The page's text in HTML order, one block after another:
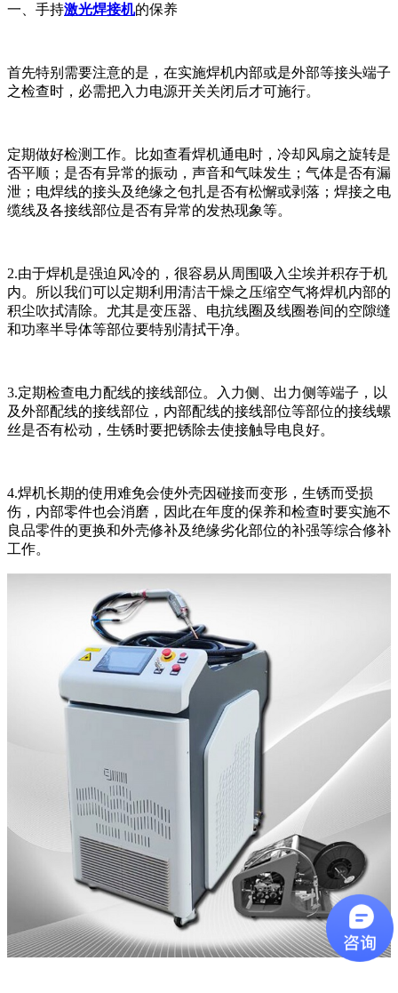
一、手持激光焊接机的保养
首先特别需要注意的是，在实施焊机内部或是外部等接头端子
之检查时，必需把入力电源开关关闭后才可施行。
定期做好检测工作。比如查看焊机通电时，冷却风扇之旋转是
否平顺；是否有异常的振动，声音和气味发生；气体是否有漏
泄；电焊线的接头及绝缘之包扎是否有松懈或剥落；焊接之电
缆线及各接线部位是否有异常的发热现象等。
2.由于焊机是强迫风冷的，很容易从周围吸入尘埃并积存于机
内。所以我们可以定期利用清洁干燥之压缩空气将焊机内部的
积尘吹拭清除。尤其是变压器、电抗线圈及线圈卷间的空隙缝
和功率半导体等部位要特别清拭干净。
3.定期检查电力配线的接线部位。入力侧、出力侧等端子，以
及外部配线的接线部位，内部配线的接线部位等部位的接线螺
丝是否有松动，生锈时要把锈除去使接触导电良好。
4.焊机长期的使用难免会使外壳因碰接而变形，生锈而受损
伤，内部零件也会消磨，因此在年度的保养和检查时要实施不
良品零件的更换和外壳修补及绝缘劣化部位的补强等综合修补
工作。